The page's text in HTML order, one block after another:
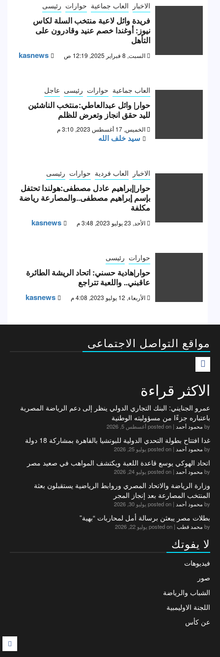
الاخبار العاب جماعية حوارات رئيسى
فريدة وائل لاعبة منتخب السلة لكاس
نيوز: أوغندا خصم عنيد وقادرون على
التأهل
السبت, 8 فبراير 2025, 12:19 ص kasnews
العاب جماعية حوارات رئيسى عاجل
حوار| وائل عبدالعاطي:منتخب الناشئين
لليد حقق انجاز وتعرض للظلم
الخميس, 17 أغسطس 2023, 3:10 م
سيد خلف الله
الاخبار العاب فردية حوارات رئيسى
حوار|إبراهيم عادل مصطفى:هولندا تحتفل
بإسم إبراهيم مصطفى..والمصارعة رياضة
مكلفة
الأحد, 23 يوليو 2023, 3:48 م kasnews
حوارات رئيسى
حوار|هادية حسني: اتحاد الريشة الطائرة
عاقبني.. واللعبة تتراجع
الأربعاء, 12 يوليو 2023, 4:08 م kasnews
مواقع التواصل الاجتماعى
الاكثر قراءة
عمرو الجنايني: البنك التجاري الدولي ينظر إلى دعم الرياضة المصرية
باعتباره جزءًا من مسؤوليته الوطنية
by محمود أحمد | posted on أغسطس 5, 2026
غدا افتتاح بطولة التحدي الدولية للبوتشيا بالقاهرة بمشاركة 18 دولة
by محمود أحمد | posted on يوليو 25, 2026
اتحاد الهوكي يوسع قاعدة اللعبة ويكتشف المواهب في صعيد مصر
by محمود أحمد | posted on يوليو 24, 2026
وزارة الرياضة والاتحاد المصري وروابط الرياضية يستقبلون بعثة
المنتخب المصارعة بعد إنجاز المجر
by محمود أحمد | posted on يوليو 30, 2026
بطلات مصر يبعثن برسالة أمل لمحاربات “بهية”
by محمد قطب | posted on يوليو 22, 2026
لا يفوتك
فيديوهات
صور
الشباب والرياضة
اللجنة الاوليمبية
عن كأس
F